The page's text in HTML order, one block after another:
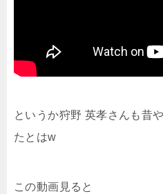
というか狩野 英孝さんも昔
たとはw
この動画見ると